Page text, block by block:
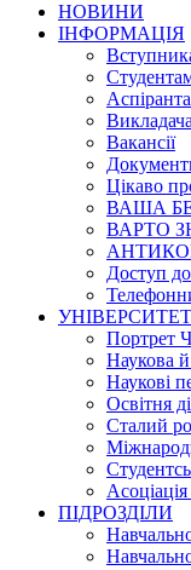
НОВИНИ
ІНФОРМАЦІЯ
Вакансії
Цікаво
ВАША
ВАРТО
Доступ до
УНІВЕРСИТЕТ
Портрет
Наукова й
Наукові
Освітня
Сталий
ПІДРОЗДІЛИ